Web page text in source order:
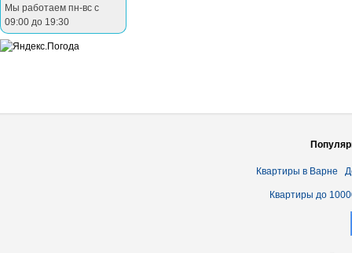
Мы работаем пн-вс с
09:00 до 19:30
Квартиры в Варне
Квартиры до